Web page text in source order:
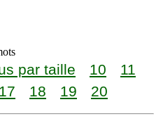
par taille 10
11
17 18 19 20